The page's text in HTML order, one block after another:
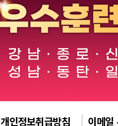
개인정보취급방침 이메일